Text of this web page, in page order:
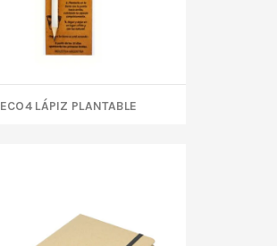
ECO4 LÁPIZ PLANTABLE